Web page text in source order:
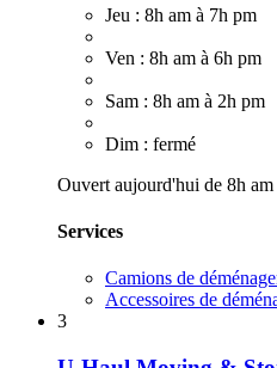
Jeu : 8h am à 7h pm
Ven : 8h am à 6h pm
Sam : 8h am à 2h pm
Dim : fermé
Ouvert aujourd'hui de 8h
Services
Camions de
Accessoires de
3